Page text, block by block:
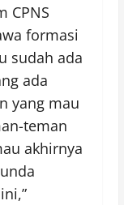
CPNS
formasi
sudah ada
ada
yang mau
teman
akhirnya